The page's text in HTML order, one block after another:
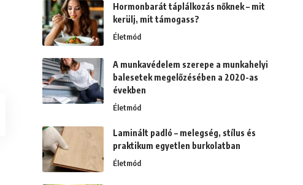
Hormonbarát táplálkozás nőknek – mit
kerülj, mit támogass?
Életmód
A munkavédelem szerepe a munkahelyi
balesetek megelőzésében a 2020-as
években
Életmód
Laminált padló – melegség, stílus és
praktikum egyetlen burkolatban
Életmód